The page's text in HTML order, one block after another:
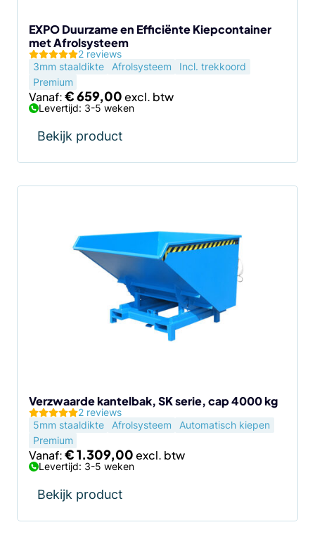
EXPO Duurzame en Efficiënte Kiepcontainer
met Afrolsysteem
2 reviews
3mm staaldikte
Afrolsysteem
Incl. trekkoord
Premium
Vanaf:€659,00
Levertijd: 3-5 weken
Bekijk product
de
productpagina
Verzwaarde kantelbak, SK serie, cap 4000 kg
2 reviews
5mm staaldikte
Afrolsysteem
Automatisch kiepen
Premium
Vanaf:€1.309,00
Levertijd: 3-5 weken
Bekijk product
de
productpagina